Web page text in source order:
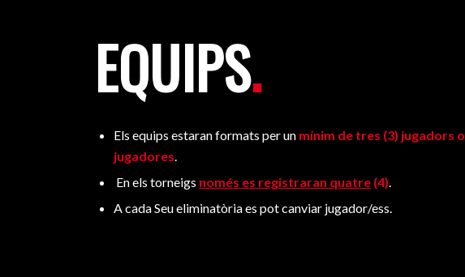
EQUIPS.
Els equips estaran formats per un mínim de tres (3) jugadors o
jugadores.
En els torneigs només es registraran quatre (4).
A cada Seu eliminatòria es pot canviar jugador/ess.